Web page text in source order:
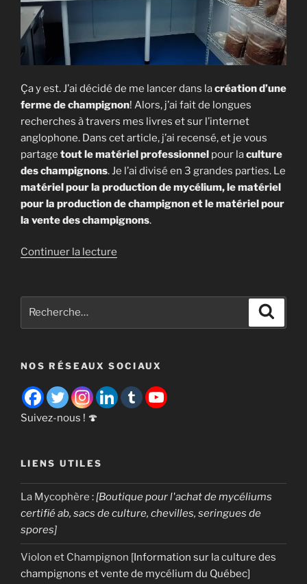
Ça y est. J’ai décidé de me lancer dans lacréation d’une
ferme de champignon! Alors, j’ai fait de longues
recherches à travers mes livres et sur l’internet
anglophone. Dans cet article, j’ai recensé, et je vous
partage tout le matériel professionnel pour laculture
des champignons. Je l’ai divisé en 3 grandes parties. Le
matériel pour la production de mycélium, le matériel
pour la production de champignon et le matériel pour
la vente des champignons.
Continuer la lecture
professionnel
des
NOS RÉSEAUX SOCIAUX
Suivez-nous ! 🍄
LIENS UTILES
La Mycophère :[Boutique pour l'achat de mycéliums
certifié ab, sacs de culture, chevilles, seringues de
spores]
Violon et Champignon [Information sur la culture des
champignons et vente de mycélium du Québec]